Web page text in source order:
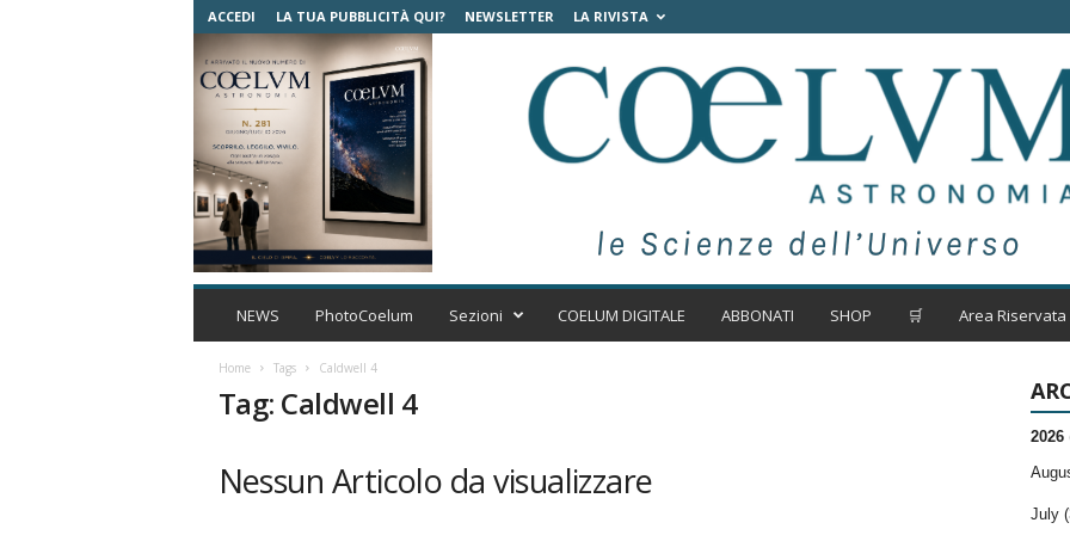
ACCEDI LA TUA PUBBLICITÀ QUI? NEWSLETTER LA RIVISTA
C
t
NEWS PhotoCoelum Sezioni COELUM DIGITALE ABBONATI SHOP 🛒 Area Riservata
Home Tags Caldwell 4
Tag: Caldwell 4
Nessun Articolo da visualizzare
2026
July